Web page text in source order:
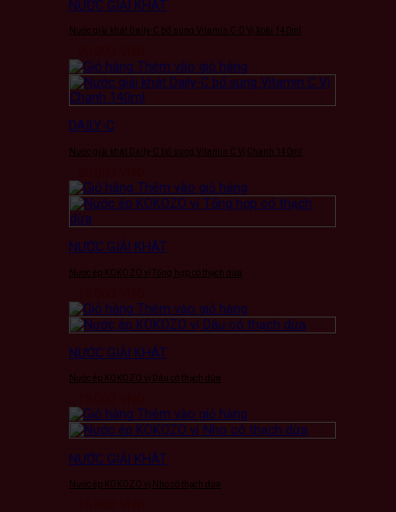
NƯỚC GIẢI KHÁT
Nước giải khát Daily-C bổ sung Vitamin C-D Vị Xoài 140ml
Thêm vào giỏ hàng
DAILY-C
Nước giải khát Daily-C bổ sung Vitamin C Vị Chanh 140ml
Thêm vào giỏ hàng
NƯỚC GIẢI KHÁT
Nước ép KOKOZO vị Tổng hợp có thạch dừa
Thêm vào giỏ hàng
NƯỚC GIẢI KHÁT
Nước ép KOKOZO vị Dâu có thạch dừa
Thêm vào giỏ hàng
NƯỚC GIẢI KHÁT
Nước ép KOKOZO vị Nho có thạch dừa